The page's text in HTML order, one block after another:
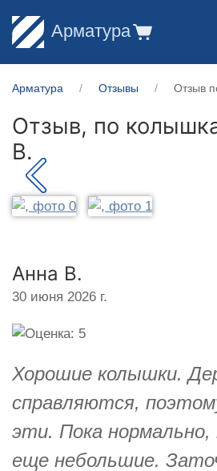
Арматура
Арматура Отзывы Отзыв
Отзыв, по
В.
Анна В.
30 июня 2026 г.
Хорошие колышки.
справляются,
эти. Пока нормально,
еще небольшие.